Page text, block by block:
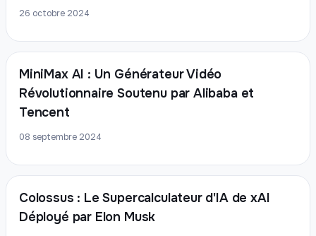
26 octobre 2024
MiniMax AI : Un Générateur Vidéo
Révolutionnaire Soutenu par Alibaba et
Tencent
08 septembre 2024
Colossus : Le Supercalculateur d'IA de xAI
Déployé par Elon Musk